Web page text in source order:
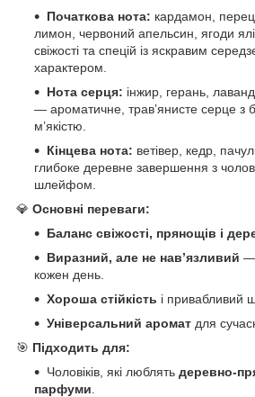
Початкова нота: кардамон,
лимон, червоний апельсин, ягоди
свіжості та спецій із яскравим
характером.
Нота серця: інжир, герань,
— ароматичне, трав’янисте серце з
м’якістю.
Кінцева нота: ветівер, кедр,
глибоке деревне завершення з
шлейфом.
💎 Основні переваги:
Баланс свіжості, прянощів і
Виразний, але не нав’язливий —
кожен день.
Хороша стійкість і привабливий
Універсальний аромат для
🎯 Підходить для:
Чоловіків, які люблять деревно-
парфуми